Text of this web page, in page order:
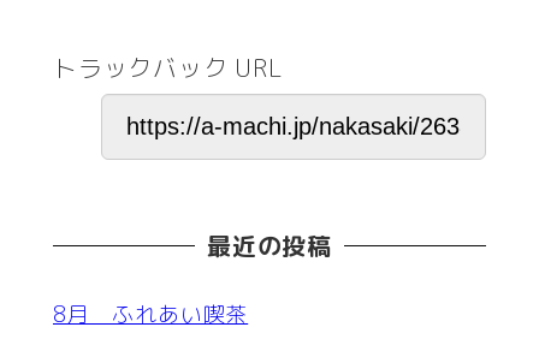
トラックバック URL
最近の投稿
8月 ふれあい喫茶